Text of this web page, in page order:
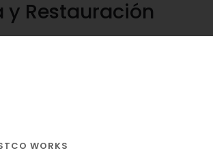
y Restauración
WORKS